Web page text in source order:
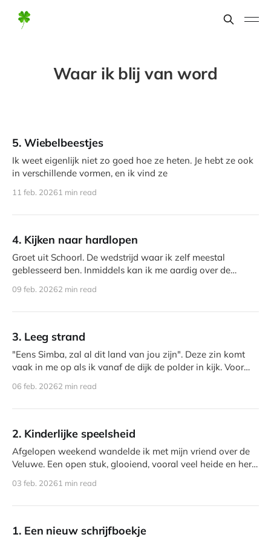
Waar ik blij van word
5. Wiebelbeestjes
Ik weet eigenlijk niet zo goed hoe ze heten. Je hebt ze ook
in verschillende vormen, en ik vind ze
11 feb. 20261 min read
4. Kijken naar hardlopen
Groet uit Schoorl. De wedstrijd waar ik zelf meestal
geblesseerd ben. Inmiddels kan ik me aardig over de
09 feb. 20262 min read
3. Leeg strand
"Eens Simba, zal al dit land van jou zijn". Deze zin komt
vaak in me op als ik vanaf de dijk de polder in kijk. Voor
polders zijn even mooi, maar deze is, vind ik, erg goed
06 feb. 20262 min read
2. Kinderlijke speelsheid
Afgelopen weekend wandelde ik met mijn vriend over de
Veluwe. Een open stuk, glooiend, vooral veel heide en her
vlak. Halverwege een van de glooiingen verlengt mijn
03 feb. 20261 min read
1. Een nieuw schrijfboekje